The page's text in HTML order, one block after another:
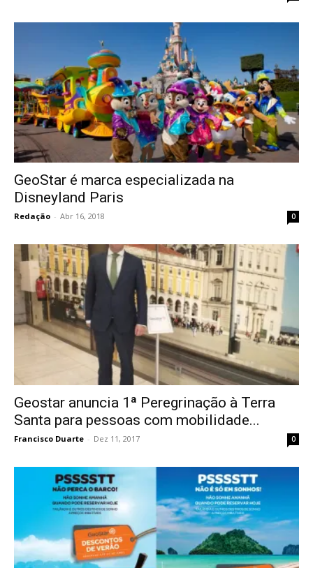
GeoStar é marca especializada na
Disneyland Paris
Redação - Abr 16, 2018 0
Geostar anuncia 1ª Peregrinação à Terra
Santa para pessoas com mobilidade...
Francisco Duarte - Dez 11, 2017 0